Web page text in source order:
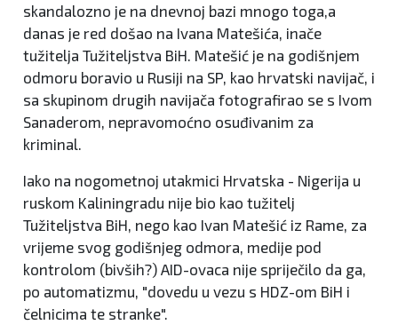
skandalozno je na dnevnoj bazi mnogo toga,a
danas je red došao na Ivana Matešića, inače
tužitelja Tužiteljstva BiH. Matešić je na godišnjem
odmoru boravio u Rusiji na SP, kao hrvatski navijač, i
sa skupinom drugih navijača fotografirao se s Ivom
Sanaderom, nepravomoćno osuđivanim za
kriminal.
Iako na nogometnoj utakmici Hrvatska - Nigerija u
ruskom Kaliningradu nije bio kao tužitelj
Tužiteljstva BiH, nego kao Ivan Matešić iz Rame, za
vrijeme svog godišnjeg odmora, medije pod
kontrolom (bivših?) AID-ovaca nije spriječilo da ga,
po automatizmu, "dovedu u vezu s HDZ-om BiH i
čelnicima te stranke".